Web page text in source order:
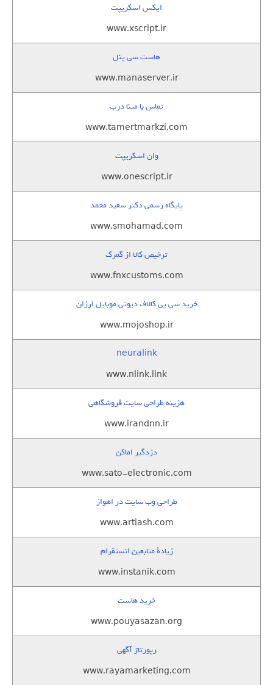
ایکس اسکریپت
www.xscript.ir
هاست سی پنل
www.manaserver.ir
تماس با مینا درب
www.tamertmarkzi.com
وان اسکریپت
www.onescript.ir
پایگاه رسمی دکتر سعید محمد
www.smohamad.com
ترخیص کالا از گمرک
www.fnxcustoms.com
خرید سی پی کالاف دیوتی موبایل ارزان
www.mojoshop.ir
neuralink
www.nlink.link
هزینه طراحی سایت فروشگاهی
www.irandnn.ir
دزدگیر اماکن
www.sato-electronic.com
طراحی وب سایت در اهواز
www.artiash.com
زيادة متابعين انستقرام
www.instanik.com
خرید هاست
www.pouyasazan.org
رپورتاژ آگهی
www.rayamarketing.com